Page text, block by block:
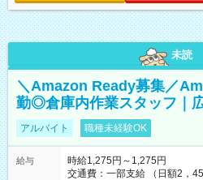
未読
＼Amazon Ready募集／
勤◎倉庫内作業スタッフ｜
アルバイト 職種未経験OK
給与
時給1,275円～1,275円
交通費：一部支給 （日額2，